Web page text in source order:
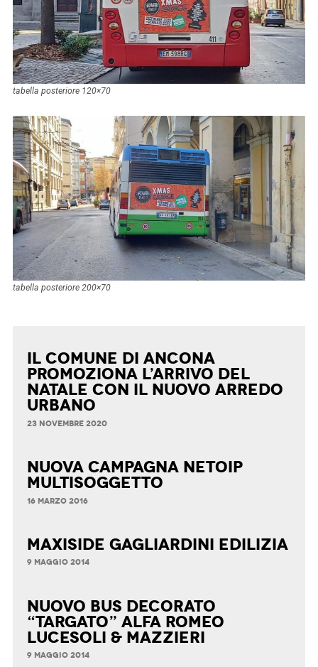
tabella posteriore 120×70
tabella posteriore 200×70
Il Comune di Ancona
promoziona l’arrivo del
Natale con il nuovo arredo
urbano
23 NOVEMBRE 2020
Nuova Campagna Netoip
Multisoggetto
16 MARZO 2016
maxiside Gagliardini Edilizia
9 MAGGIO 2014
nuovo bus decorato
“targato” Alfa Romeo
LUCESOLI & MAZZIERI
9 MAGGIO 2014